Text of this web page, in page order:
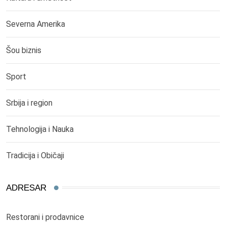
Severna Amerika
Šou biznis
Sport
Srbija i region
Tehnologija i Nauka
Tradicija i Običaji
ADRESAR
Restorani i prodavnice